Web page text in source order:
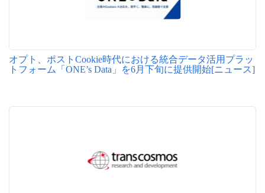
オプト、ポストCookie時代における統合データ活用プラッ
トフォーム「ONE’s Data」を6月下旬に提供開始[ニュース]